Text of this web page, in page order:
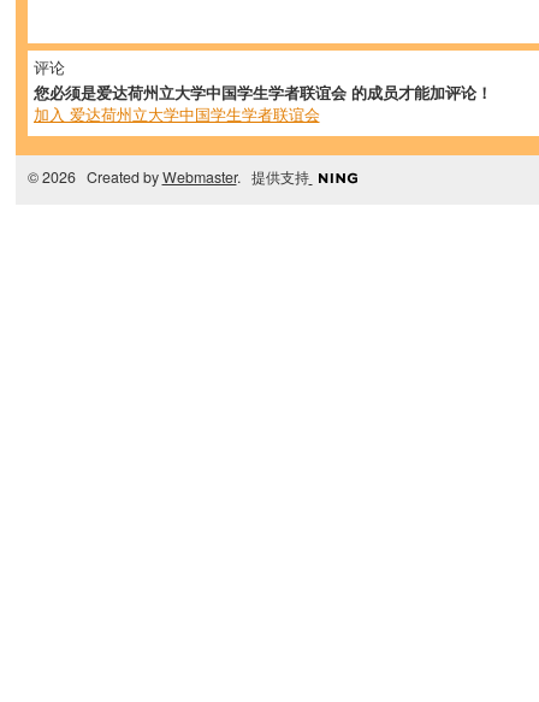
评论
您必须是爱达荷州立大学中国学生学者联谊会 的成员才能加评论！
加入 爱达荷州立大学中国学生学者联谊会
© 2026 Created byWebmaster. 提供支持